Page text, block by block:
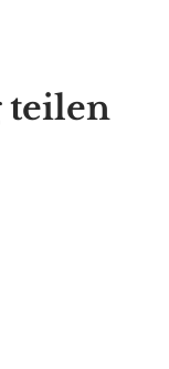
teilen